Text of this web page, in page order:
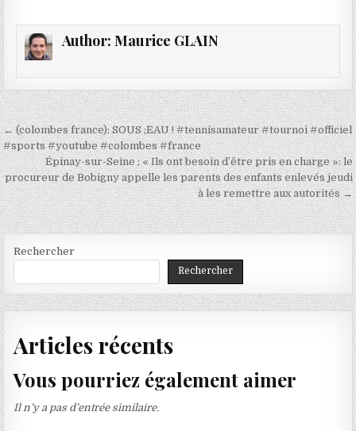
Author: Maurice GLAIN
Navigation
de
l’article
← (colombes france): SOUS ;EAU ! #tennisamateur #tournoi #officiel
#sports #youtube #colombes #france
Épinay-sur-Seine ; « Ils ont besoin d’être pris en charge »: le
procureur de Bobigny appelle les parents des enfants enlevés jeudi
à les remettre aux autorités →
Rechercher
Rechercher
Articles récents
Vous pourriez également aimer
Il n’y a pas d’entrée similaire.